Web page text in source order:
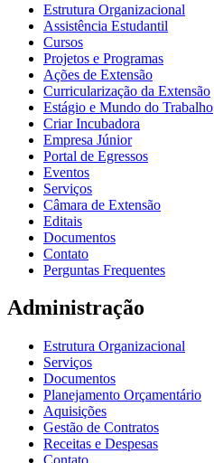
Estrutura Organizacional
Assistência Estudantil
Cursos
Projetos e Programas
Ações de Extensão
Curricularização da Extensão
Estágio e Mundo do Trabalho
Criar Incubadora
Empresa Júnior
Portal de Egressos
Eventos
Serviços
Câmara de Extensão
Editais
Documentos
Contato
Perguntas Frequentes
Administração
Estrutura Organizacional
Serviços
Documentos
Planejamento Orçamentário
Aquisições
Gestão de Contratos
Receitas e Despesas